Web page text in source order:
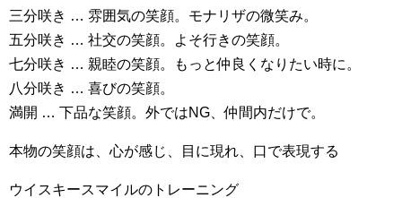
三分咲き … 雰囲気の笑顔。モナリザの微笑み。
五分咲き … 社交の笑顔。よそ行きの笑顔。
七分咲き … 親睦の笑顔。もっと仲良くなりたい時に。
八分咲き … 喜びの笑顔。
満開 … 下品な笑顔。外ではNG、仲間内だけで。
本物の笑顔は、心が感じ、目に現れ、口で表現する
ウイスキースマイルのトレーニング